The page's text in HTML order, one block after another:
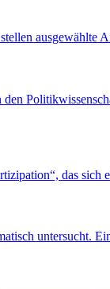
ausgewählte
das sich
untersucht.